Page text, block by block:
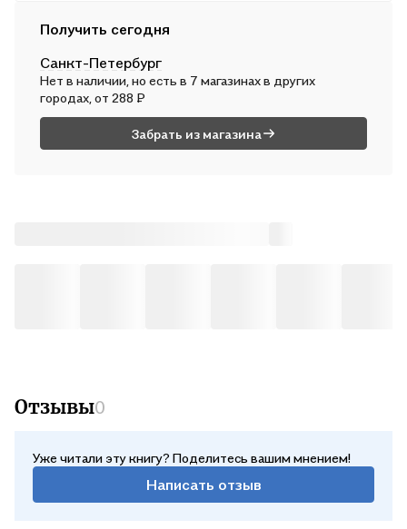
В пн, 10 августа — от 312 ₽
Почтой России
Во вт, 11 августа — от 501 ₽
Получить сегодня
Санкт-Петербург
Нет в наличии, но есть в 7 магазинах в других
городах, от 288 ₽
Забрать из магазина
Отзывы0
Уже читали эту книгу? Поделитесь вашим мнением!
Написать отзыв